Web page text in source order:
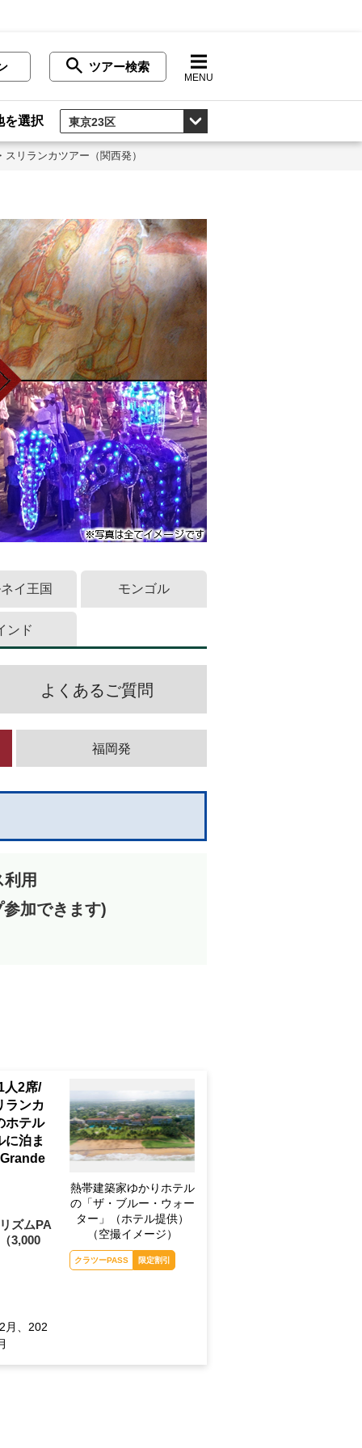
ツアー検索
MENU
を選択
リランカツアー（関西発）
イ王国 モンゴル
ンド
よくあるご質問
福岡発
用
加できます)
熱帯建築家ゆかりホテル
の「ザ・ブルー・ウォー
ター」（ホテル提供）
（空撮イメージ）
クラツーPASS 限定割引
人2席/
ランカ
ホテル
に泊ま
ズムPA
3,000
月、202